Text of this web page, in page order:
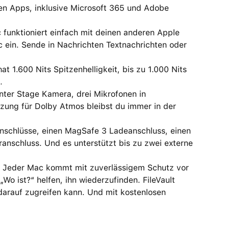
Apps, inklusive Microsoft 365 und Adobe
funktioniert einfach mit deinen anderen Apple
Sende in Nachrichten Textnachrichten oder
1.600 Nits Spitzenhelligkeit, bis zu 1.000 Nits
Stage Kamera, drei Mikrofonen in
für Dolby Atmos bleibst du immer in der
einen MagSafe 3 Ladeanschluss, einen
Und es unterstützt bis zu zwei externe
Jeder Mac kommt mit zuverlässigem Schutz vor
ist?“ helfen, ihn wiederzufinden. FileVault
zugreifen kann. Und mit kostenlosen